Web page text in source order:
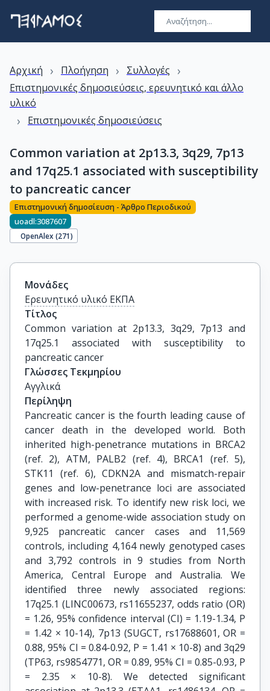
Αρχική › Πλοήγηση › Συλλογές ›
Επιστημονικές δημοσιεύσεις, ερευνητικό και άλλο
υλικό
› Επιστημονικές δημοσιεύσεις
Common variation at 2p13.3, 3q29, 7p13
and 17q25.1 associated with susceptibility
to pancreatic cancer
Επιστημονική δημοσίευση - Άρθρο Περιοδικού
uoadl:3087607
OpenAlex (271)
Μονάδες
Ερευνητικό υλικό ΕΚΠΑ
Τίτλος
Common variation at 2p13.3, 3q29, 7p13 and
17q25.1 associated with susceptibility to
pancreatic cancer
Γλώσσες Τεκμηρίου
Αγγλικά
Περίληψη
Pancreatic cancer is the fourth leading cause of
cancer death in the developed world. Both
inherited high-penetrance mutations in BRCA2
(ref. 2), ATM, PALB2 (ref. 4), BRCA1 (ref. 5),
STK11 (ref. 6), CDKN2A and mismatch-repair
genes and low-penetrance loci are associated
with increased risk. To identify new risk loci, we
performed a genome-wide association study on
9,925 pancreatic cancer cases and 11,569
controls, including 4,164 newly genotyped cases
and 3,792 controls in 9 studies from North
America, Central Europe and Australia. We
identified three newly associated regions:
17q25.1 (LINC00673, rs11655237, odds ratio (OR)
= 1.26, 95% confidence interval (CI) = 1.19-1.34, P
= 1.42 × 10-14), 7p13 (SUGCT, rs17688601, OR =
0.88, 95% CI = 0.84-0.92, P = 1.41 × 10-8) and 3q29
(TP63, rs9854771, OR = 0.89, 95% CI = 0.85-0.93, P
= 2.35 × 10-8). We detected significant